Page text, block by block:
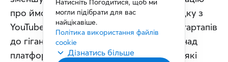
про ймовірність успіху. Скажімо, у випадку з
YouTube було багато претендентів, від стартапів
до гігантів, які в той же час працювали над
платформами для розміщення відео. Деякі
Натисніть Погодитися, щоб ми
могли підібрати для вас
найцікавіше.
Політика використання файлів
cookie
Дізнатись більше